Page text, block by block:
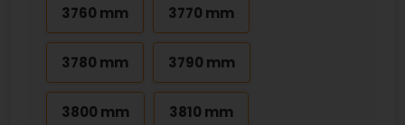
3760 mm 3770 mm
3780 mm 3790 mm
3800 mm 3810 mm